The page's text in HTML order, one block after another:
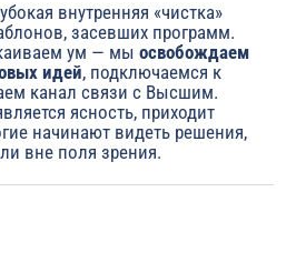
внутренняя «чистка»
засевших программ.
ум — мы освобождаем
идей, подключаемся к
канал связи с Высшим.
ясность, приходит
начинают видеть решения,
вне поля зрения.